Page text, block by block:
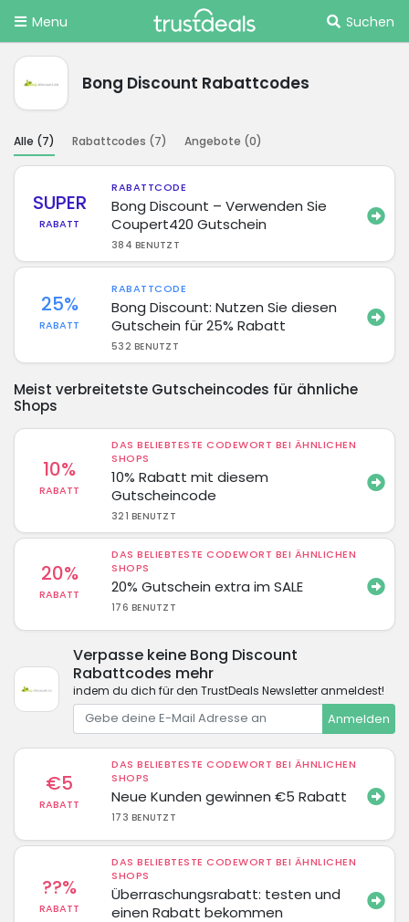
Menu Suchen
Bong Discount Rabattcodes
Alle (7) Rabattcodes (7) Angebote (0)
SUPER
RABATT
RABATTCODE
Bong Discount – Verwenden Sie
Coupert420 Gutschein
384 BENUTZT
25%
RABATT
RABATTCODE
Bong Discount: Nutzen Sie diesen
Gutschein für 25% Rabatt
532 BENUTZT
Meist verbreitetste Gutscheincodes für ähnliche
Shops
10%
RABATT
DAS BELIEBTESTE CODEWORT BEI ÄHNLICHEN
SHOPS
10% Rabatt mit diesem
Gutscheincode
321 BENUTZT
20%
RABATT
DAS BELIEBTESTE CODEWORT BEI ÄHNLICHEN
SHOPS
20% Gutschein extra im SALE
176 BENUTZT
Verpasse keine Bong Discount
Rabattcodes mehr
indem du dich für den TrustDeals Newsletter anmeldest!
Anmelden
€5
RABATT
DAS BELIEBTESTE CODEWORT BEI ÄHNLICHEN
SHOPS
Neue Kunden gewinnen €5 Rabatt
173 BENUTZT
??%
RABATT
DAS BELIEBTESTE CODEWORT BEI ÄHNLICHEN
SHOPS
Überraschungsrabatt: testen und
einen Rabatt bekommen